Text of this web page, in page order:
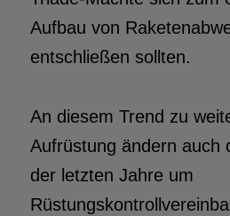
Aufbau von
entschließen sollten.
An diesem Trend zu
Aufrüstung ändern auch
der letzten Jahre um